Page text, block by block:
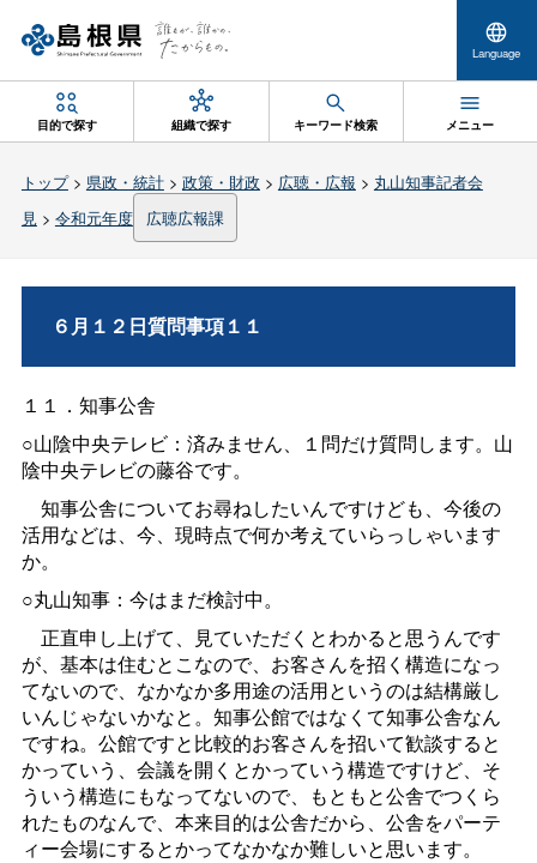
Language
目的で探す 組織で探す キーワード検索 メニュー
トップ> 県政・統計> 政策・財政 > 広聴・広報 > 丸山知事記者会
見> 令和元年度 広聴広報課
６月１２日質問事項１１
１１．知事公舎
○山陰中央テレビ：済みません、１問だけ質問します。山
陰中央テレビの藤谷です。
知事公舎についてお尋ねしたいんですけども、今後の
活用などは、今、現時点で何か考えていらっしゃいます
か。
○丸山知事：今はまだ検討中。
正直申し上げて、見ていただくとわかると思うんです
が、基本は住むとこなので、お客さんを招く構造になっ
てないので、なかなか多用途の活用というのは結構厳し
いんじゃないかなと。知事公館ではなくて知事公舎なん
ですね。公館ですと比較的お客さんを招いて歓談すると
かっていう、会議を開くとかっていう構造ですけど、そ
ういう構造にもなってないので、もともと公舎でつくら
れたものなんで、本来目的は公舎だから、公舎をパーテ
ィー会場にするとかってなかなか難しいと思います。